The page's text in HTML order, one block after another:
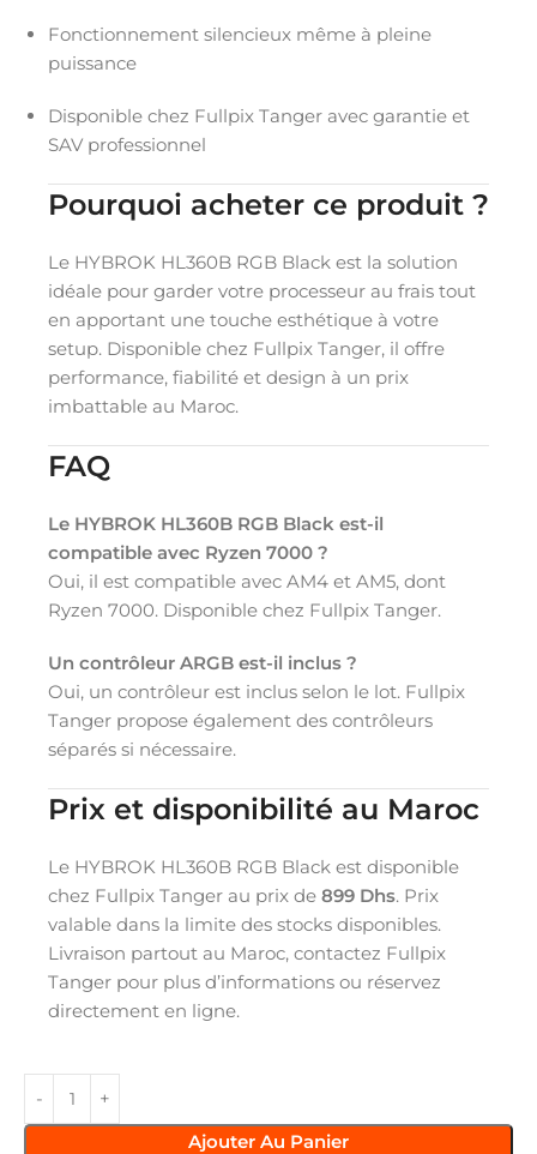
Fonctionnement silencieux même à pleine
puissance
Disponible chez Fullpix Tanger avec garantie et
SAV professionnel
Pourquoi acheter ce produit ?
Le HYBROK HL360B RGB Black est la solution
idéale pour garder votre processeur au frais tout
en apportant une touche esthétique à votre
setup. Disponible chez Fullpix Tanger, il offre
performance, fiabilité et design à un prix
imbattable au Maroc.
FAQ
Le HYBROK HL360B RGB Black est-il
compatible avec Ryzen 7000 ?
Oui, il est compatible avec AM4 et AM5, dont
Ryzen 7000. Disponible chez Fullpix Tanger.
Un contrôleur ARGB est-il inclus ?
Oui, un contrôleur est inclus selon le lot. Fullpix
Tanger propose également des contrôleurs
séparés si nécessaire.
Prix et disponibilité au Maroc
Le HYBROK HL360B RGB Black est disponible
chez Fullpix Tanger au prix de 899 Dhs. Prix
valable dans la limite des stocks disponibles.
Livraison partout au Maroc, contactez Fullpix
Tanger pour plus d’informations ou réservez
directement en ligne.
Ajouter Au Panier